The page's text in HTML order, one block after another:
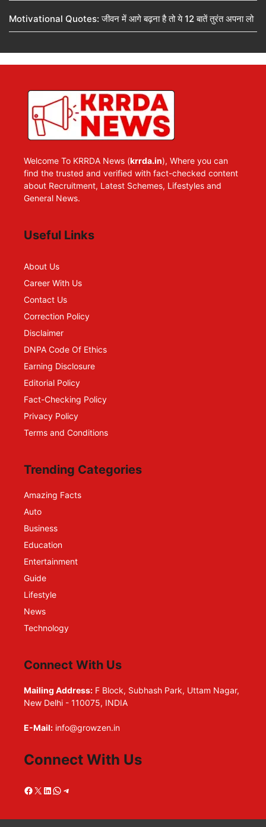
Motivational Quotes: जीवन में आगे बढ़ना है तो ये 12 बातें तुरंत अपना लो
Welcome To KRRDA News (krrda.in), Where you can
find the trusted and verified with fact-checked content
about Recruitment, Latest Schemes, Lifestyles and
General News.
Useful Links
About Us
Career With Us
Contact Us
Correction Policy
Disclaimer
DNPA Code Of Ethics
Earning Disclosure
Editorial Policy
Fact-Checking Policy
Privacy Policy
Terms and Conditions
Trending Categories
Amazing Facts
Auto
Business
Education
Entertainment
Guide
Lifestyle
News
Technology
Connect With Us
Mailing Address: F Block, Subhash Park, Uttam Nagar,
New Delhi - 110075, INDIA
E-Mail: info@growzen.in
Connect With Us
Facebook
X LinkedIn
WhatsApp
Telegram